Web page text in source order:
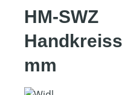
HM-SWZ
mm